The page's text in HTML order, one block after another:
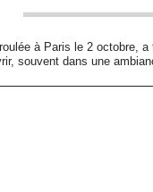
à Paris le 2 octobre,
souvent dans une